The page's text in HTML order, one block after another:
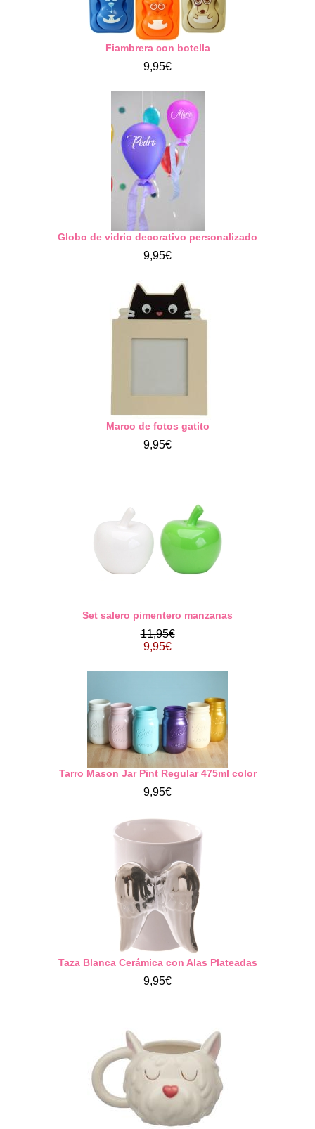
Fiambrera con botella
9,95€
Globo de vidrio decorativo personalizado
9,95€
Marco de fotos gatito
9,95€
Set salero pimentero manzanas
11,95€
9,95€
Tarro Mason Jar Pint Regular 475ml color
9,95€
Taza Blanca Cerámica con Alas Plateadas
9,95€